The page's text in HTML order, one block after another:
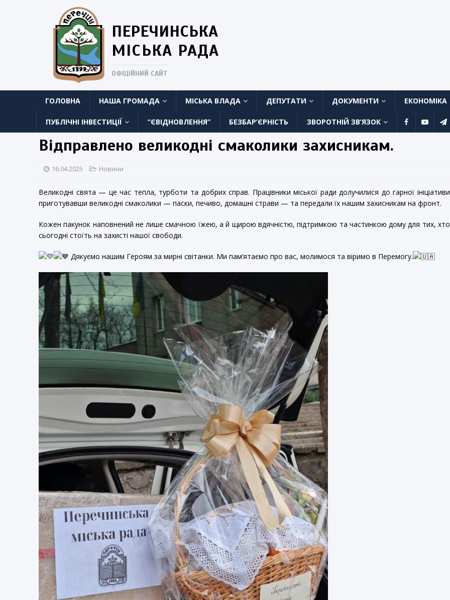
ПЕРЕЧИНСЬКА
МІСЬКА РАДА
ОФІЦІЙНИЙ САЙТ
ГОЛОВНА НАША ГРОМАДА МІСЬКА ВЛАДА ДЕПУТАТИ ДОКУМЕНТИ ЕКОНОМІКА
ПУБЛІЧНІ ІНВЕСТИЦІЇ “ЄВІДНОВЛЕННЯ” БЕЗБАР’ЄРНІСТЬ ЗВОРОТНІЙ ЗВ’ЯЗОК
Відправлено великодні смаколики захисникам.
16.04.2025 Новини
Великодні свята — це час тепла, турботи та добрих справ. Працівники міської ради долучилися до гарної ініціативи
приготувавши великодні смаколики — паски, печиво, домашні страви — та передали їх нашим захисникам на фронт.
Кожен пакунок наповнений не лише смачною їжею, а й щирою вдячністю, підтримкою та частинкою дому для тих, хто
сьогодні стоїть на захисті нашої свободи.
Дякуємо нашим Героям за мирні світанки. Ми пам’ятаємо про вас, молимося та віримо в Перемогу.